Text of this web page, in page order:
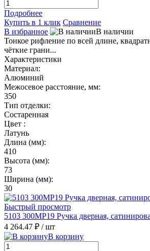
Подробнее
Купить в 1 клик Сравнение
В избранное
В наличии
Тонкое рифление по всей длине,
чёткие грани...
Характеристики
Материал:
Алюминий
Межосевое расстояние, мм:
350
Тип отделки:
Состаренная
Цвет :
Латунь
Длина (мм):
410
Высота (мм):
73
Ширина (мм):
30
Быстрый просмотр
5103 300MP19 Ручка дверная,
4 264.47 ₽ / шт
В корзину